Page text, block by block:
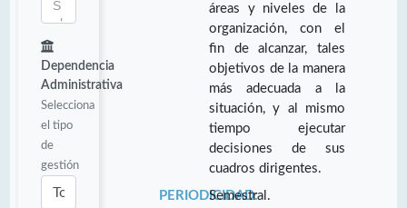
Dependencia
Administrativa
Selecciona
el tipo
de
gestión
áreas y niveles de la
organización, con el
fin de alcanzar, tales
objetivos de la manera
más adecuada a la
situación, y al mismo
tiempo ejecutar
decisiones de sus
cuadros dirigentes.
PERIODICIDAD:
Semestral.